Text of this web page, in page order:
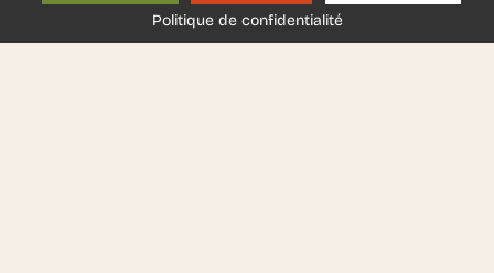
Politique de confidentialité